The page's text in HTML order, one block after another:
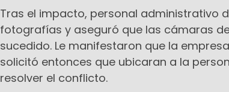
Tras el impacto, personal administrativo
fotografías y aseguró que las cámaras
sucedido. Le manifestaron que la
solicitó entonces que ubicaran a la
resolver el conflicto.